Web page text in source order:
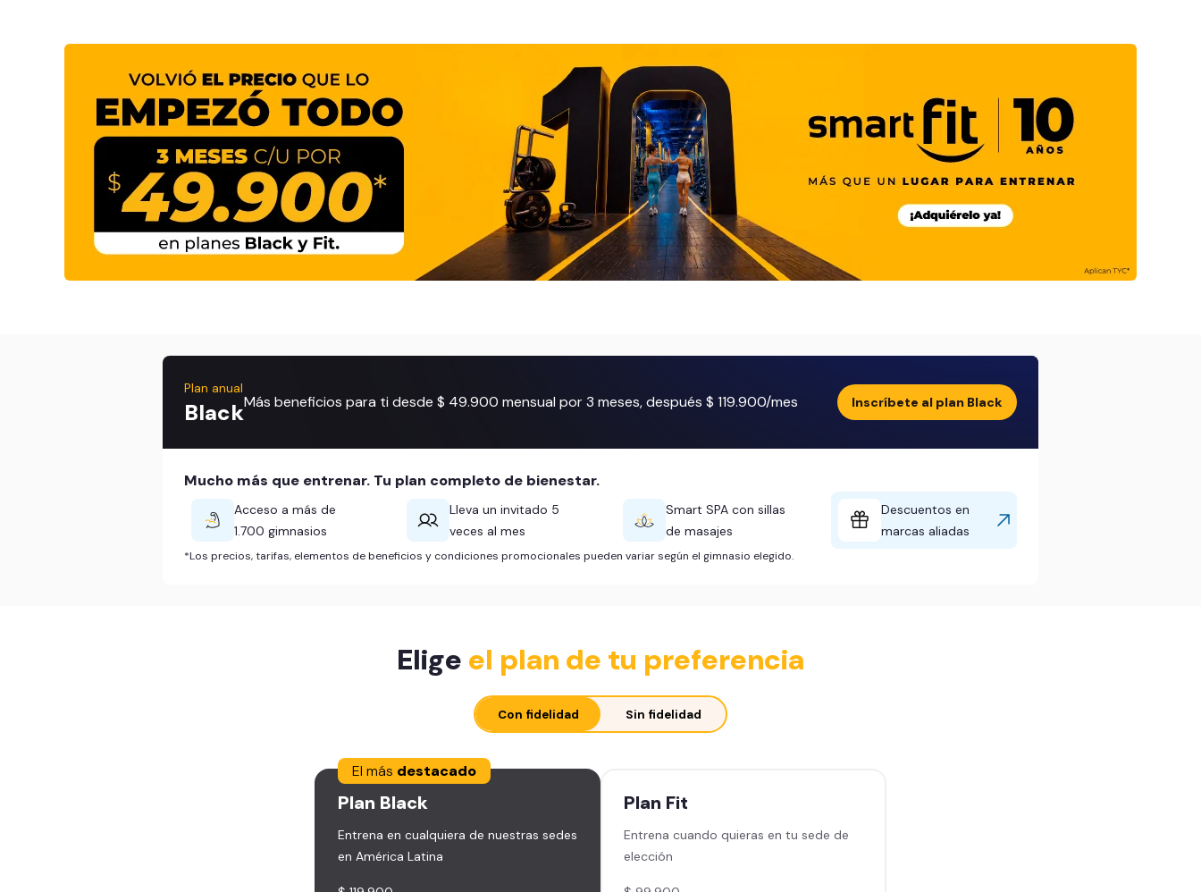
Plan anual
BlackMás beneficios para ti desde $ 49.900 mensual por 3 meses, después $ 119.900/mes Inscríbete al plan Black
Mucho más que entrenar. Tu plan completo de bienestar.
Acceso a más de
1.700 gimnasios
Lleva un invitado 5
veces al mes
Smart SPA con sillas
de masajes
Descuentos en
marcas aliadas
*Los precios, tarifas, elementos de beneficios y condiciones promocionales pueden variar según el gimnasio elegido.
Elige el plan de tu preferencia
Con fidelidad Sin fidelidad
El más destacado
Plan Black
Entrena en cualquiera de nuestras sedes
en América Latina
Plan Fit
Entrena cuando quieras en tu sede de
elección